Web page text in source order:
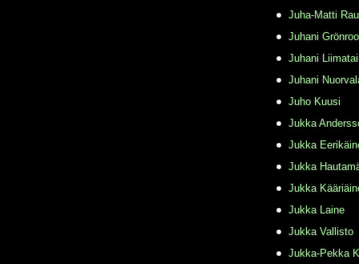
Juha-Matti
Juhani
Juhani
Juhani
Juho Kuusi
Jukka
Jukka
Jukka
Jukka
Jukka Laine
Jukka Vallisto
Jukka-Pekka